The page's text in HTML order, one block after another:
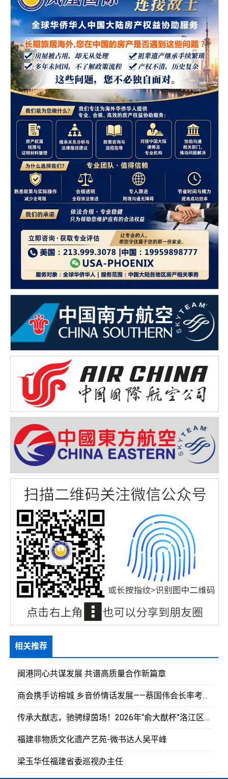
相关推荐
闽港同心共谋发展 共谱高质量合作新篇章
商会携手访榕城 乡音侨情话发展——蔡国伟会长率考察团拜访赵龙省长
传承大猷志，驰骋绿茵场！2026年“俞大猷杯”洛江区足球超级联赛盛大开幕
福建非物质文化遗产艺苑-微书达人吴平峰
梁玉华任福建省委巡视办主任